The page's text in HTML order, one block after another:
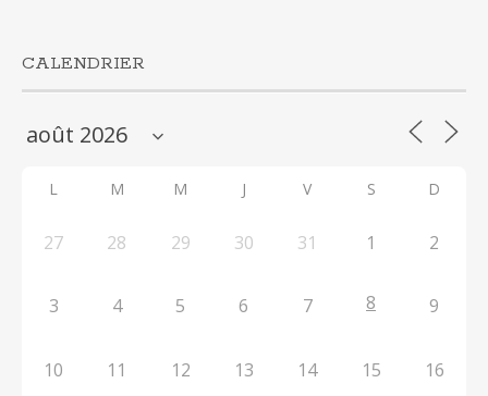
CALENDRIER
L M M J V S D
27 28 29 30 31 1 2
3 4 5 6 7 8 9
10 11 12 13 14 15 16